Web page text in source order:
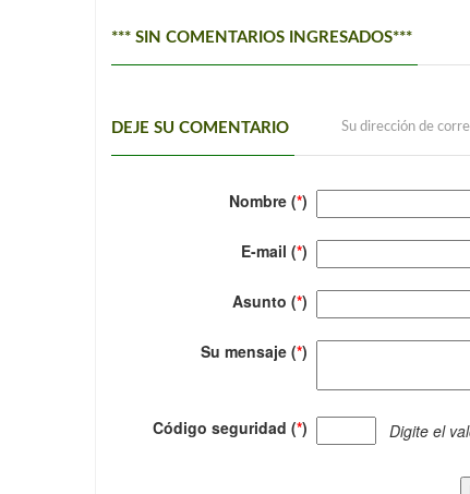
*** SIN COMENTARIOS INGRESADOS***
DEJE SU COMENTARIO Su dirección de
Nombre (*)
E-mail (*)
Asunto (*)
Su mensaje (*)
Código seguridad (*) Digite el